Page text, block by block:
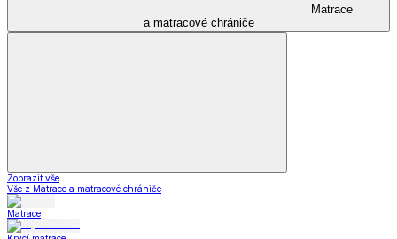
Matrace
a matracové chrániče
Zobrazit vše
Vše z Matrace a matracové chrániče
Matrace